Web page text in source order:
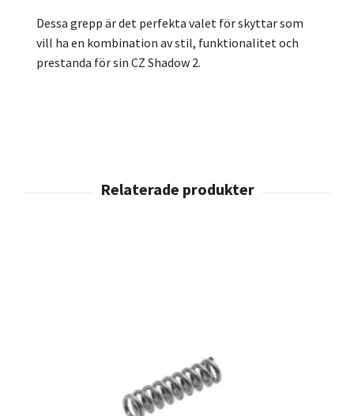
Dessa grepp är det perfekta valet för skyttar som
vill ha en kombination av stil, funktionalitet och
prestanda för sin CZ Shadow 2.